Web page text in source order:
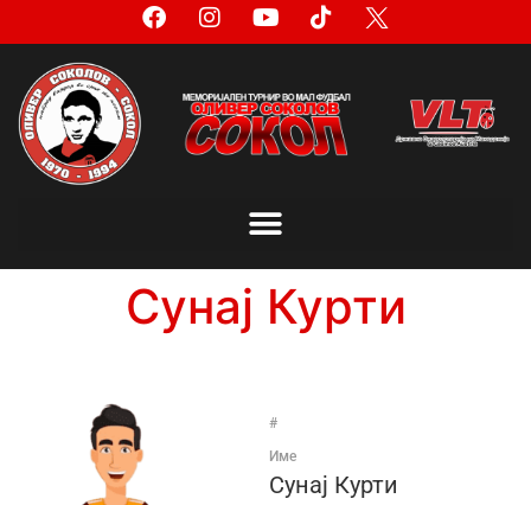
Сунај Курти
#
Име
Сунај Курти